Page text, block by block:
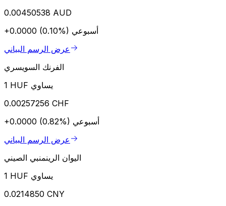
0.00450538 AUD
+0.0000 (0.10%) أسبوعي
عرض الرسم البياني
الفرنك السويسري
1 HUF يساوي
0.00257256 CHF
+0.0000 (0.82%) أسبوعي
عرض الرسم البياني
اليوان الرينمنبي الصيني
1 HUF يساوي
0.0214850 CNY